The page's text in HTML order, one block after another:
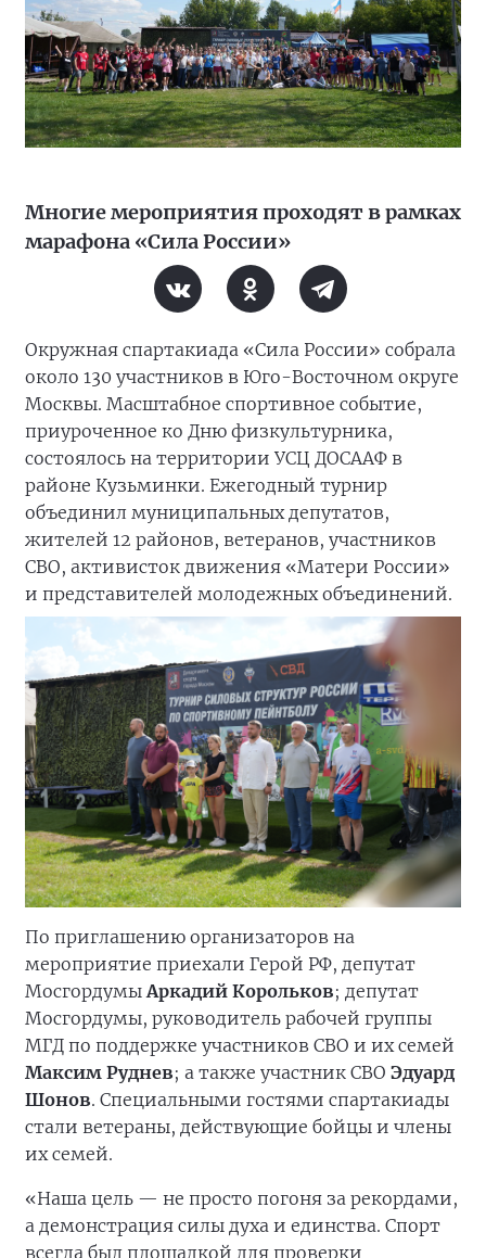
Многие мероприятия проходят в рамках
марафона «Сила России»
Окружная спартакиада «Сила России» собрала
около 130 участников в Юго-Восточном округе
Москвы. Масштабное спортивное событие,
приуроченное ко Дню физкультурника,
состоялось на территории УСЦ ДОСААФ в
районе Кузьминки. Ежегодный турнир
объединил муниципальных депутатов,
жителей 12 районов, ветеранов, участников
СВО, активисток движения «Матери России»
и представителей молодежных объединений.
По приглашению организаторов на
мероприятие приехали Герой РФ, депутат
МосгордумыАркадий Корольков; депутат
Мосгордумы, руководитель рабочей группы
МГД по поддержке участников СВО и их семей
Максим Руднев; а также участник СВО Эдуард
Шонов. Специальными гостями спартакиады
стали ветераны, действующие бойцы и члены
их семей.
«Наша цель — не просто погоня за рекордами,
а демонстрация силы духа и единства. Спорт
всегда был площадкой для проверки